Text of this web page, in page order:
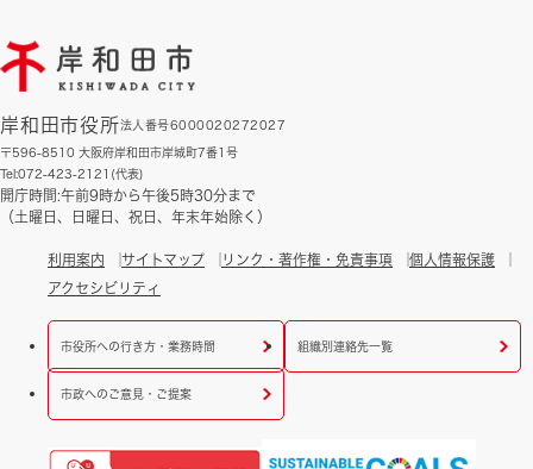
岸和田市役所法人番号6000020272027
〒596-8510 大阪府岸和田市岸城町7番1号
Tel:072-423-2121(代表)
開庁時間:午前9時から午後5時30分まで
（土曜日、日曜日、祝日、年末年始除く）
利用案内 サイトマップ リンク・著作権・免責事項
個人情報保護
アクセシビリティ
市役所への行き方・業務時間 組織別連絡先一覧
市政へのご意見・ご提案